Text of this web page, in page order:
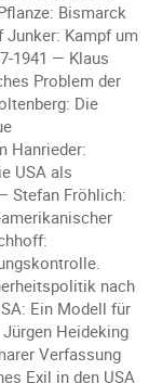
Bismarck
Junker: Kampf um
1941 — Klaus
Problem der
Die
Hanrieder:
USA als
Stefan Fröhlich:
nach
Ein Modell für
Heideking
Verfassung
Exil in den USA